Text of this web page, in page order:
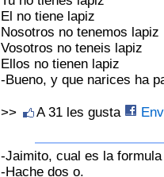
El no tiene lapiz
Nosotros no tenemos lapiz
Vosotros no teneis lapiz
Ellos no tienen lapiz
-Bueno, y que narices ha
>> A 31 les gusta
-Jaimito, cual es la formula
-Hache dos o.